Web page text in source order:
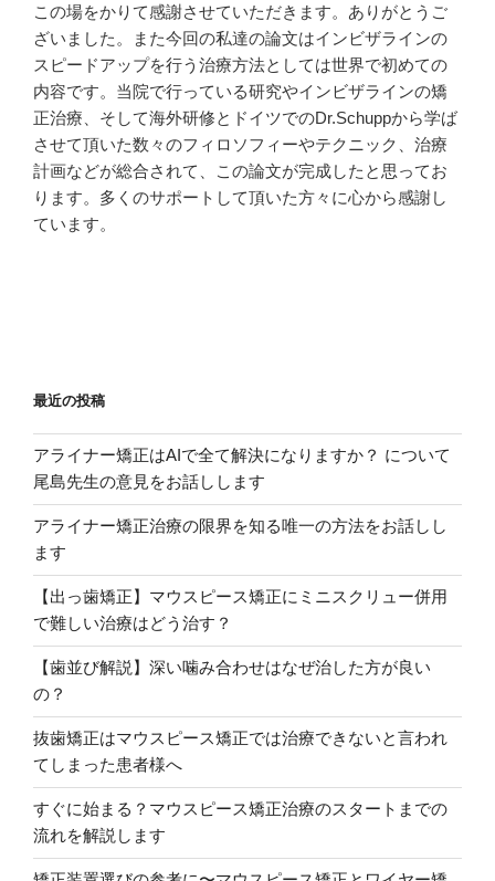
この場をかりて感謝させていただきます。ありがとうご
ざいました。また今回の私達の論文はインビザラインの
スピードアップを行う治療方法としては世界で初めての
内容です。当院で行っている研究やインビザラインの矯
正治療、そして海外研修とドイツでのDr.Schuppから学ば
させて頂いた数々のフィロソフィーやテクニック、治療
計画などが総合されて、この論文が完成したと思ってお
ります。多くのサポートして頂いた方々に心から感謝し
ています。
最近の投稿
アライナー矯正はAIで全て解決になりますか？ について
尾島先生の意見をお話しします
アライナー矯正治療の限界を知る唯一の方法をお話しし
ます
【出っ歯矯正】マウスピース矯正にミニスクリュー併用
で難しい治療はどう治す？
【歯並び解説】深い噛み合わせはなぜ治した方が良い
の？
抜歯矯正はマウスピース矯正では治療できないと言われ
てしまった患者様へ
すぐに始まる？マウスピース矯正治療のスタートまでの
流れを解説します